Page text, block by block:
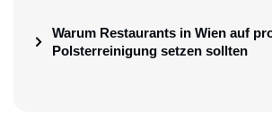
Warum Restaurants in Wien auf
Polsterreinigung setzen sollten